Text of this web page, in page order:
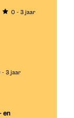
0 - 3 jaar
- 3 jaar
en